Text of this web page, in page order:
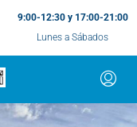
9:00-12:30 y 17:00-21:00
Lunes a Sábados